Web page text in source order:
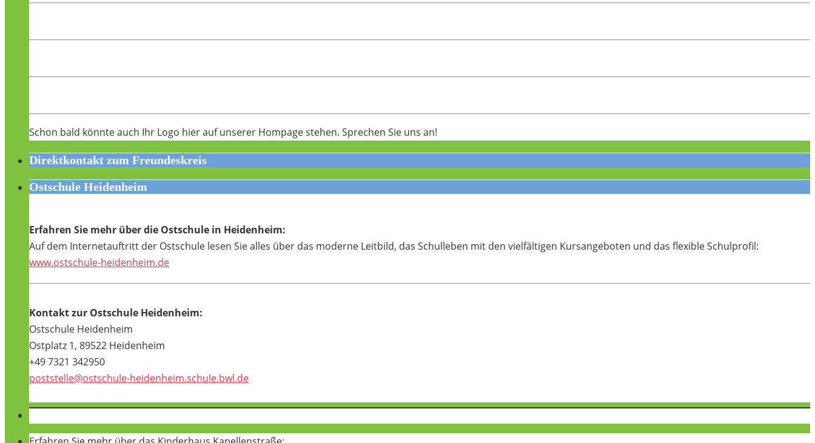
Schon bald könnte auch Ihr Logo hier auf unserer Hompage stehen. Sprechen Sie uns an!
Direktkontakt zum Freundeskreis
Ostschule Heidenheim
Erfahren Sie mehr über die Ostschule in Heidenheim:
Auf dem Internetauftritt der Ostschule lesen Sie alles über das moderne Leitbild, das Schulleben mit den vielfältigen Kursangeboten und das flexible Schulprofil:
www.ostschule-heidenheim.de
Kontakt zur Ostschule Heidenheim:
Ostschule Heidenheim
Ostplatz 1, 89522 Heidenheim
+49 7321 342950
poststelle@ostschule-heidenheim.schule.bwl.de